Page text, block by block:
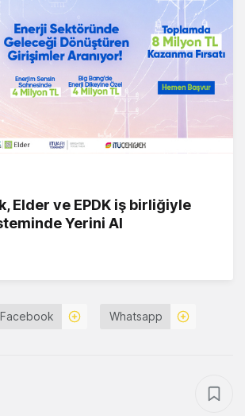
Elder ve EPDK iş birliğiyle
Yerini Al
Facebook Whatsapp